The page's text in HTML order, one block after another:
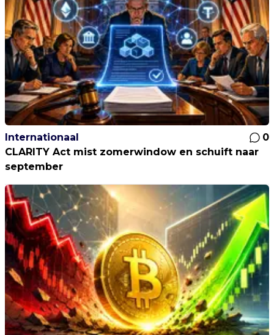
Internationaal
0
CLARITY Act mist zomerwindow en schuift naar
september